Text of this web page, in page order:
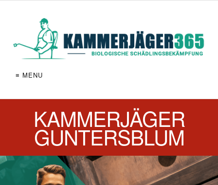
≡ MENU
KAMMERJÄGER
GUNTERSBLUM